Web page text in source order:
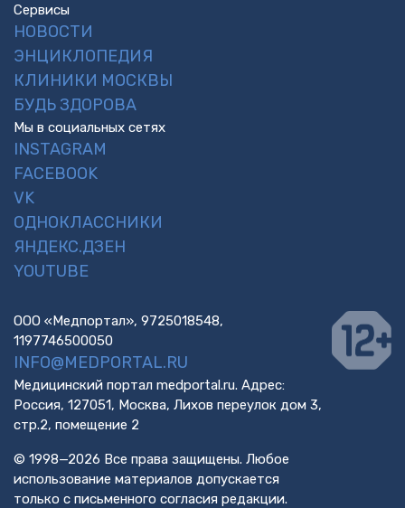
Сервисы
НОВОСТИ
ЭНЦИКЛОПЕДИЯ
КЛИНИКИ МОСКВЫ
БУДЬ ЗДОРОВА
Мы в социальных сетях
INSTAGRAM
FACEBOOK
VK
ОДНОКЛАССНИКИ
ЯНДЕКС.ДЗЕН
YOUTUBE
ООО «Медпортал», 9725018548,
1197746500050
INFO@MEDPORTAL.RU
Медицинский портал medportal.ru. Адрес:
Россия, 127051, Москва, Лихов переулок дом 3,
стр.2, помещение 2
© 1998—2026 Все права защищены. Любое
использование материалов допускается
только с письменного согласия редакции.